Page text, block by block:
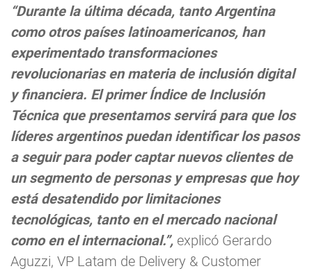
“Durante la última década, tanto Argentina
como otros países latinoamericanos, han
experimentado transformaciones
revolucionarias en materia de inclusión digital
y financiera. El primer Índice de Inclusión
Técnica que presentamos servirá para que los
líderes argentinos puedan identificar los pasos
a seguir para poder captar nuevos clientes de
un segmento de personas y empresas que hoy
está desatendido por limitaciones
tecnológicas, tanto en el mercado nacional
como en el internacional.”, explicó Gerardo
Aguzzi, VP Latam de Delivery & Customer